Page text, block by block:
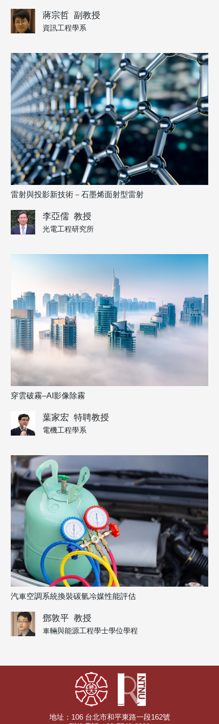
蔣宗哲 副教授
資訊工程學系
雷射與投影新技術－石墨烯面射型雷射
李亞儒 教授
光電工程研究所
穿雲破霧–AI影像除霧
葉家宏 特聘教授
電機工程學系
汽車空調系統換裝碳氫冷媒性能評估
鄧敦平 教授
車輛與能源工程學士學位學程
地址：106 台北市和平東路一段162號